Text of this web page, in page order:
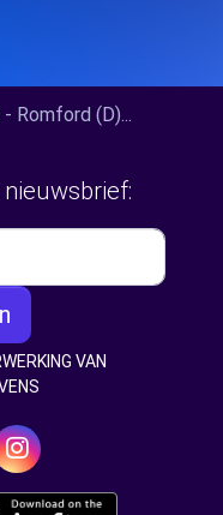
Romford (D)...
VAN